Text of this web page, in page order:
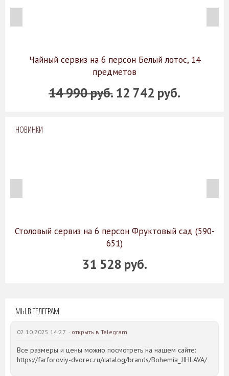
Чайный сервиз на 6 персон Белый лотос, 14
предметов
14 990 руб. 12 742 руб.
НОВИНКИ
Столовый сервиз на 6 персон Фруктовый сад (590-
651)
31 528 руб.
МЫ В ТЕЛЕГРАМ
02.10.2025 14:27 · открыть в Telegram
Все размеры и цены можно посмотреть на нашем сайте:
https://farforoviy-dvorec.ru/catalog/brands/Bohemia_JIHLAVA/